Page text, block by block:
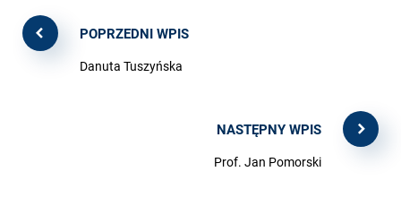
POPRZEDNI WPIS
Danuta Tuszyńska
NASTĘPNY WPIS
Prof. Jan Pomorski